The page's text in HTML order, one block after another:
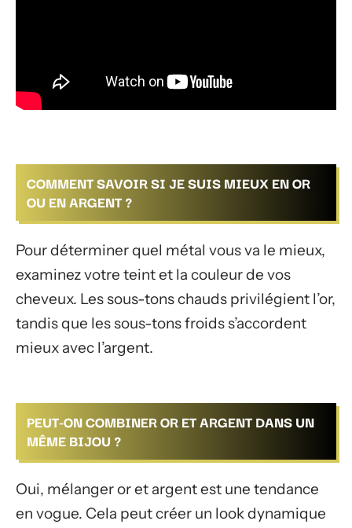
COMMENT SAVOIR SI JE SUIS MIEUX EN OR
OU EN ARGENT ?
Pour déterminer quel métal vous va le mieux,
examinez votre teint et la couleur de vos
cheveux. Les sous-tons chauds privilégient l’or,
tandis que les sous-tons froids s’accordent
mieux avec l’argent.
PEUT-ON COMBINER OR ET ARGENT DANS UN
MÊME BIJOU ?
Oui, mélanger or et argent est une tendance
en vogue. Cela peut créer un look dynamique